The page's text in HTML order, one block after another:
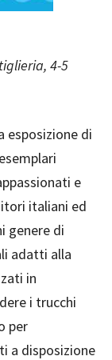
4-5
esposizione di
e
italiani ed
genere di
adatti alla
in
i trucchi
per
a disposizione